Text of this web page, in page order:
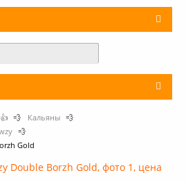
Track
💨 Кальяны 💨
💨
Gold